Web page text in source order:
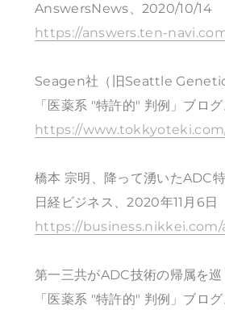
AnswersNews、2020/10/14
https://answers.ten-
Seagen社（旧Seattle
「医薬系 "特許的" 判例」ブロ
https://
橋本 宗明、降って湧いたADC
日経ビジネス、2020年11月6日
https://business.nikkei.com/
第一三共がADC技術の帰属を巡
「医薬系 "特許的" 判例」ブロ